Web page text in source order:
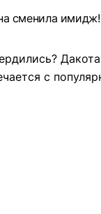
сменила имидж!